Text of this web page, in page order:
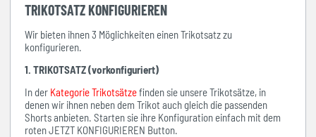
TRIKOTSATZ KONFIGURIEREN
Wir bieten ihnen 3 Möglichkeiten einen Trikotsatz zu
konfigurieren.
1. TRIKOTSATZ (vorkonfiguriert)
In der Kategorie Trikotsätzefinden sie unsere Trikotsätze, in
denen wir ihnen neben dem Trikot auch gleich die passenden
Shorts anbieten. Starten sie ihre Konfiguration einfach mit dem
roten JETZT KONFIGURIEREN Button.